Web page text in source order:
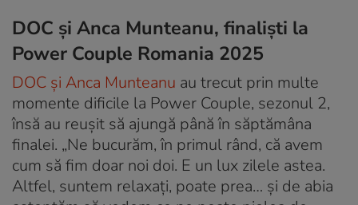
DOC și Anca Munteanu, finaliști la
Power Couple Romania 2025
DOC și Anca Munteanu au trecut prin multe
momente dificile la Power Couple, sezonul 2,
însă au reușit să ajungă până în săptămâna
finalei. „Ne bucurăm, în primul rând, că avem
cum să fim doar noi doi. E un lux zilele astea.
Altfel, suntem relaxați, poate prea… și de abia